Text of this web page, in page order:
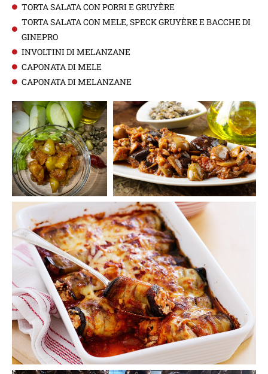
TORTA SALATA CON PORRI E GRUYÈRE
TORTA SALATA CON MELE, SPECK GRUYÈRE E BACCHE DI
GINEPRO
INVOLTINI DI MELANZANE
CAPONATA DI MELE
CAPONATA DI MELANZANE